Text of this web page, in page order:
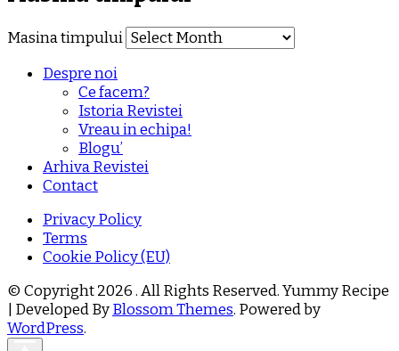
Masina timpului
Despre noi
Ce facem?
Istoria Revistei
Vreau in echipa!
Blogu’
Arhiva Revistei
Contact
Privacy Policy
Terms
Cookie Policy (EU)
© Copyright 2026. All Rights Reserved.Yummy Recipe
| Developed ByBlossom Themes. Powered by
WordPress.